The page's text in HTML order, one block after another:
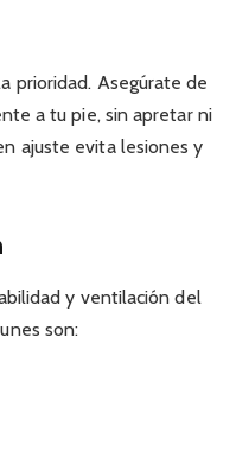
prioridad. Asegúrate de
a tu pie, sin apretar ni
ajuste evita lesiones y
y ventilación del
son: